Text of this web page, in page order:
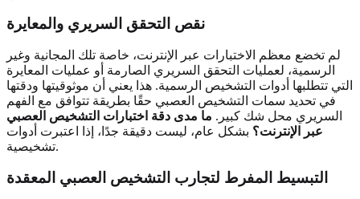
نقص التحقق السريري والمعايرة
لم تخضع معظم الاختبارات عبر الإنترنت، خاصة تلك المجانية وغير
الرسمية، لعمليات التحقق السريري الصارمة أو عمليات المعايرة
التي تتطلبها أدوات التشخيص الرسمية. هذا يعني أن موثوقيتها ودقتها
في تحديد سمات التشخيص العصبي حقًا بطريقة تتوافق مع الفهم
السريري محل شك كبير. ما مدى دقة اختبارات التشخيص العصبي
عبر الإنترنت؟ بشكل عام، ليست دقيقة جدًا، إذا اعتبرت أدوات
تشخيصية.
التبسيط المفرط لتجارب التشخيص العصبي المعقدة